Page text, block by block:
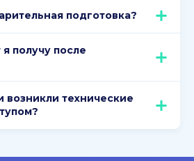
подготовка?
получу после
возникли технические